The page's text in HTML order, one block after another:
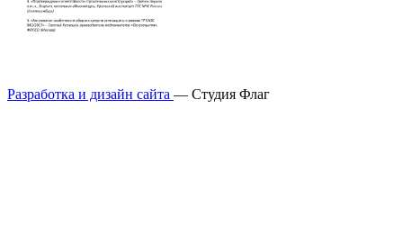
Разработка и дизайн сайта — Студия Флаг